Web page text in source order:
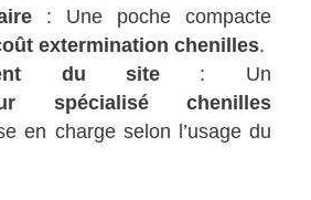
: Une poche compacte
extermination chenilles.
du site : Un
spécialisé chenilles
en charge selon l’usage du